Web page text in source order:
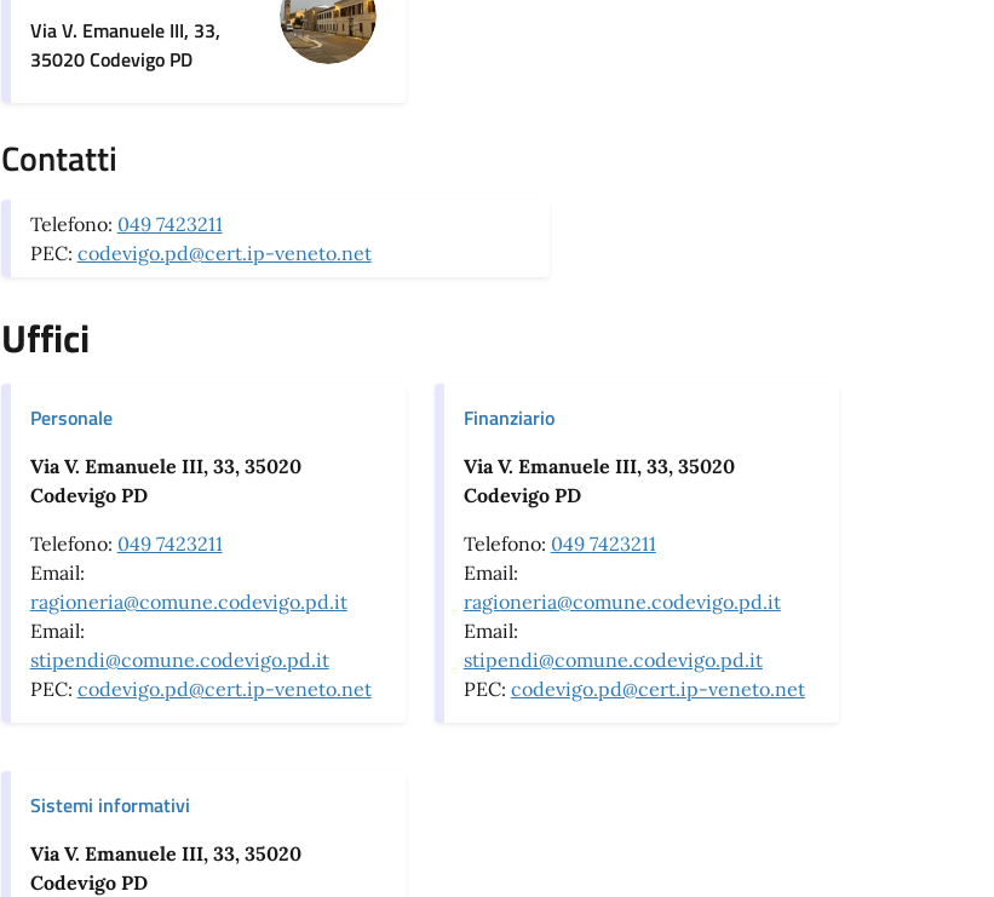
Via V. Emanuele III, 33,
35020 Codevigo PD
Contatti
Telefono: 049 7423211
PEC: codevigo.pd@cert.ip-veneto.net
Uffici
Personale
Via V. Emanuele III, 33, 35020
Codevigo PD
Telefono: 049 7423211
Email:
ragioneria@comune.codevigo.pd.it
Email:
stipendi@comune.codevigo.pd.it
PEC: codevigo.pd@cert.ip-veneto.net
Finanziario
Via V. Emanuele III, 33, 35020
Codevigo PD
Telefono: 049 7423211
Email:
ragioneria@comune.codevigo.pd.it
Email:
stipendi@comune.codevigo.pd.it
PEC: codevigo.pd@cert.ip-veneto.net
Sistemi informativi
Via V. Emanuele III, 33, 35020
Codevigo PD